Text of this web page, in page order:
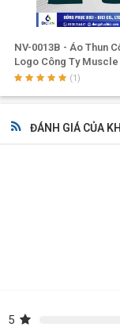
NV-0013B - Áo Thun
Logo Công Ty
(1)
ĐÁNH GIÁ CỦA
5